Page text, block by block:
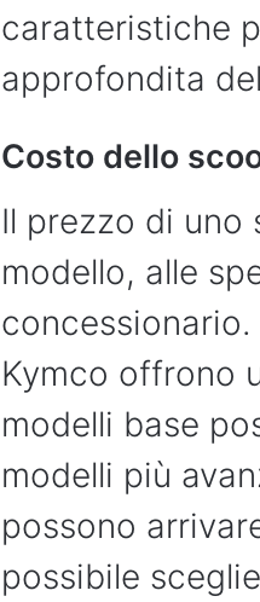
caratteristiche
approfondita
Costo dello
Il prezzo di uno
modello, alle
Kymco offrono
modelli base
modelli più
possono
possibile